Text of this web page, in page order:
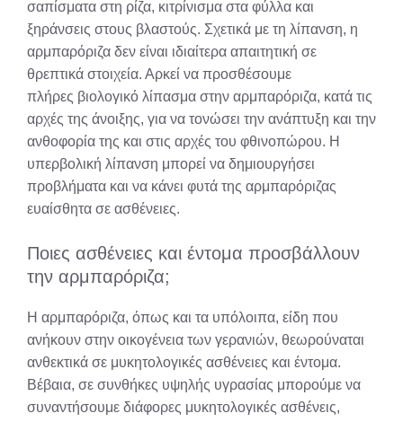
σαπίσματα στη ρίζα, κιτρίνισμα στα φύλλα και
ξηράνσεις στους βλαστούς. Σχετικά με τη λίπανση, η
αρμπαρόριζα δεν είναι ιδιαίτερα απαιτητική σε
θρεπτικά στοιχεία. Αρκεί να προσθέσουμε
πλήρες βιολογικό λίπασμα στην αρμπαρόριζα, κατά τις
αρχές της άνοιξης, για να τονώσει την ανάπτυξη και την
ανθοφορία της και στις αρχές του φθινοπώρου. Η
υπερβολική λίπανση μπορεί να δημιουργήσει
προβλήματα και να κάνει φυτά της αρμπαρόριζας
ευαίσθητα σε ασθένειες.
Ποιες ασθένειες και έντομα προσβάλλουν
την αρμπαρόριζα;
Η αρμπαρόριζα, όπως και τα υπόλοιπα, είδη που
ανήκουν στην οικογένεια των γερανιών, θεωρούναται
ανθεκτικά σε μυκητολογικές ασθένειες και έντομα.
Βέβαια, σε συνθήκες υψηλής υγρασίας μπορούμε να
συναντήσουμε διάφορες μυκητολογικές ασθένεις,